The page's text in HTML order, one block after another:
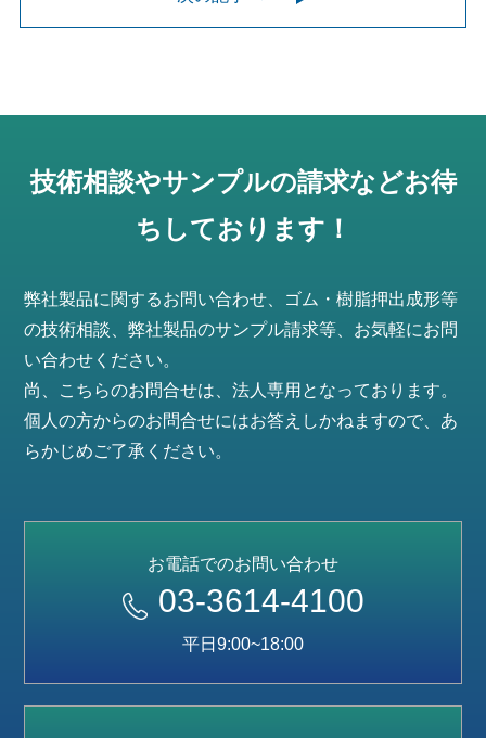
技術相談やサンプルの請求などお待
ちしております！
弊社製品に関するお問い合わせ、ゴム・樹脂押出成形等
の技術相談、弊社製品のサンプル請求等、お気軽にお問
い合わせください。
尚、こちらのお問合せは、法人専用となっております。
個人の方からのお問合せにはお答えしかねますので、あ
らかじめご了承ください。
お電話でのお問い合わせ
03-3614-4100
平日9:00~18:00